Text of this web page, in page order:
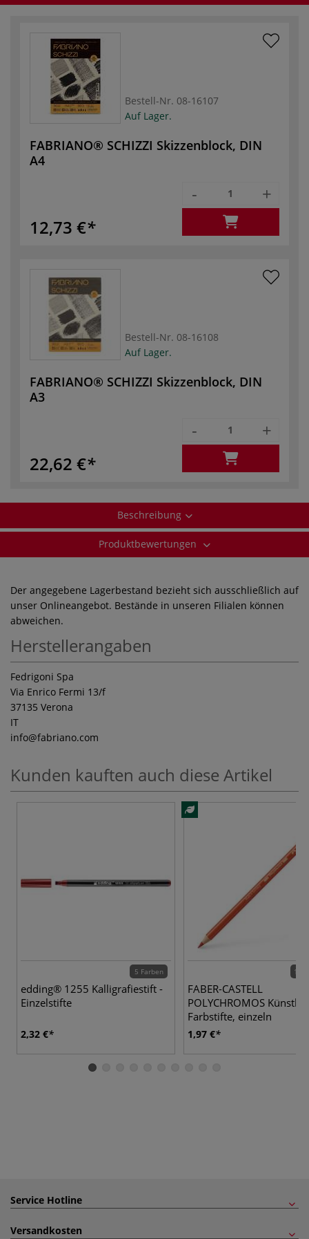
Bestell-Nr. 08-16107
Auf Lager.
FABRIANO® SCHIZZI Skizzenblock, DIN
A4
12,73 €
- +
Bestell-Nr. 08-16108
Auf Lager.
FABRIANO® SCHIZZI Skizzenblock, DIN
A3
22,62 €
- +
Beschreibung
Produktbewertungen
Der angegebene Lagerbestand bezieht sich ausschließlich auf
unser Onlineangebot. Bestände in unseren Filialen können
abweichen.
Herstellerangaben
Fedrigoni Spa
Via Enrico Fermi 13/f
37135 Verona
IT
info@fabriano.com
Kunden kauften auch diese Artikel
5 Farben
edding® 1255 Kalligrafiestift -
Einzelstifte
2,32 €
120
FABER-CASTELL
POLYCHROMOS
Farbstifte, einzeln
1,97 €
Service Hotline
Versandkosten